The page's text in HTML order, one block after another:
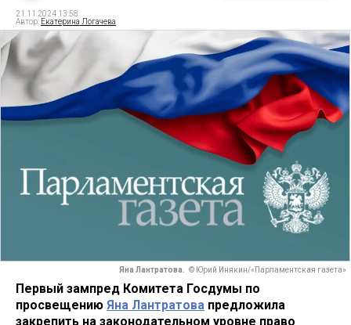
21.11.2024 13:58
Автор: Екатерина Логачева
Яна Лантратова. © Юрий Инякин/«Парламентская газета»
Первый зампред Комитета Госдумы по
просвещению Яна Лантратова предложила
закрепить на законодательном уровне право